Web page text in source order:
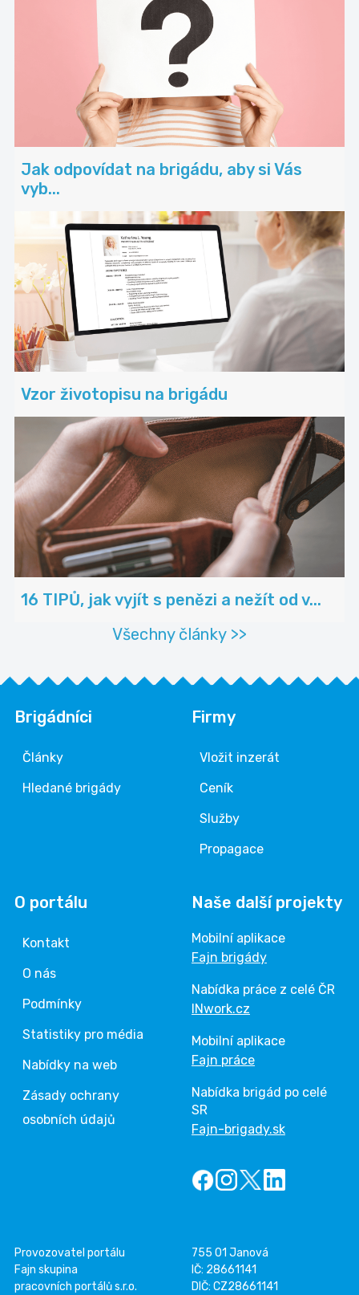
Jak odpovídat na brigádu, aby si Vás
vyb...
Vzor životopisu na brigádu
16 TIPŮ, jak vyjít s penězi a nežít od v...
Všechny články >>
Brigádníci
Články
Hledané brigády
Firmy
Vložit inzerát
Ceník
Služby
Propagace
O portálu
Kontakt
O nás
Podmínky
Statistiky pro média
Nabídky na web
Zásady ochrany
osobních údajů
Naše další projekty
Mobilní aplikace
Fajn brigády
Nabídka práce z celé ČR
INwork.cz
Mobilní aplikace
Fajn práce
Nabídka brigád po celé
SR
Fajn-brigady.sk
Provozovatel portálu
Fajn skupina
pracovních portálů s.r.o.
755 01 Janová
IČ: 28661141
DIČ: CZ28661141